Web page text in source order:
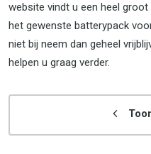
website vindt u een heel
het gewenste batterypack
niet bij neem dan geheel
helpen u graag verder.